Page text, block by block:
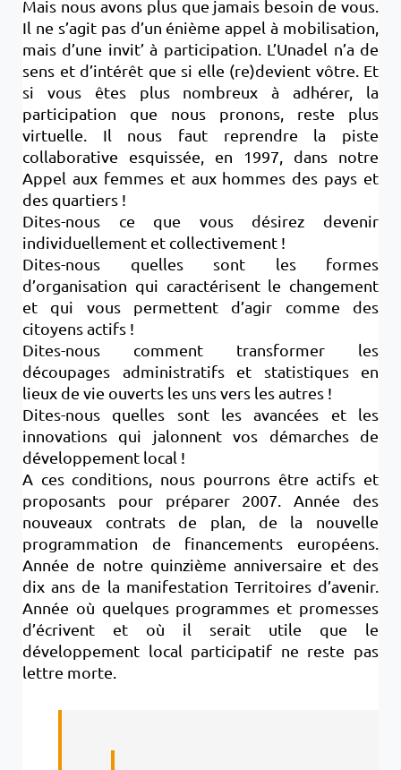
Mais nous avons plus que jamais besoin de vous.
Il ne s’agit pas d’un énième appel à mobilisation,
mais d’une invit’ à participation. L’Unadel n’a de
sens et d’intérêt que si elle (re)devient vôtre. Et
si vous êtes plus nombreux à adhérer, la
participation que nous pronons, reste plus
virtuelle. Il nous faut reprendre la piste
collaborative esquissée, en 1997, dans notre
Appel aux femmes et aux hommes des pays et
des quartiers !
Dites-nous ce que vous désirez devenir
individuellement et collectivement !
Dites-nous quelles sont les formes
d’organisation qui caractérisent le changement
et qui vous permettent d’agir comme des
citoyens actifs !
Dites-nous comment transformer les
découpages administratifs et statistiques en
lieux de vie ouverts les uns vers les autres !
Dites-nous quelles sont les avancées et les
innovations qui jalonnent vos démarches de
développement local !
A ces conditions, nous pourrons être actifs et
proposants pour préparer 2007. Année des
nouveaux contrats de plan, de la nouvelle
programmation de financements européens.
Année de notre quinzième anniversaire et des
dix ans de la manifestation Territoires d’avenir.
Année où quelques programmes et promesses
d’écrivent et où il serait utile que le
développement local participatif ne reste pas
lettre morte.